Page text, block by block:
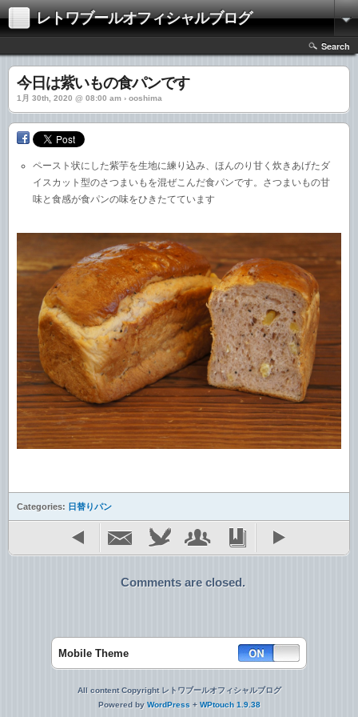
レトワブールオフィシャルブログ
Search
今日は紫いもの食パンです
1月 30th, 2020 @ 08:00 am › ooshima
ペースト状にした紫芋を生地に練り込み、ほんのり甘く炊きあげたダ
イスカット型のさつまいもを混ぜこんだ食パンです。さつまいもの甘
味と食感が食パンの味をひきたてています
Categories: 日替りパン
Comments are closed.
Mobile Theme
All content Copyright レトワブールオフィシャルブログ
Powered by WordPress + WPtouch 1.9.38